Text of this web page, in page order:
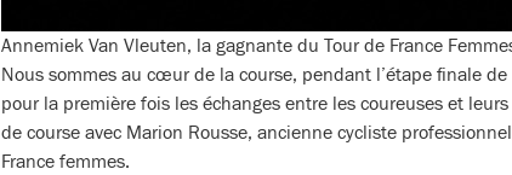
Annemiek Van Vleuten, la gagnante du Tour de France
Nous sommes au cœur de la course, pendant l’étape finale
pour la première fois les échanges entre les coureuses et
de course avec Marion Rousse, ancienne cycliste
France femmes.